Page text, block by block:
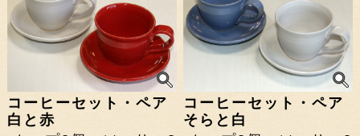
コーヒーセット・ペア
白と赤
コーヒーセット・ペア
そらと白